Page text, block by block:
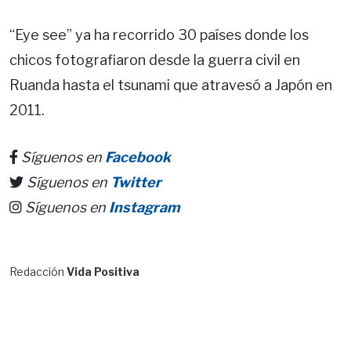
“Eye see” ya ha recorrido 30 países donde los
chicos fotografiaron desde la guerra civil en
Ruanda hasta el tsunami que atravesó a Japón en
2011.
Síguenos en Facebook
Síguenos en Twitter
Síguenos en Instagram
Redacción Vida Positiva